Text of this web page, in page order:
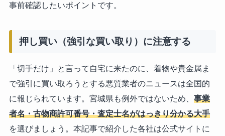
事前確認したいポイントです。
押し買い（強引な買い取り）に注意する
「切手だけ」と言って自宅に来たのに、着物や貴金属ま
で強引に買い取ろうとする悪質業者のニュースは全国的
に報じられています。宮城県も例外ではないため、 事業
者名・古物商許可番号・査定士名がはっきり分かる大手
を選びましょう。本記事で紹介した各社は公式サイトに